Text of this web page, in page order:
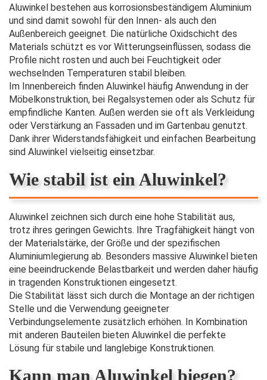
Aluwinkel bestehen aus korrosionsbeständigem Aluminium
und sind damit sowohl für den Innen- als auch den
Außenbereich geeignet. Die natürliche Oxidschicht des
Materials schützt es vor Witterungseinflüssen, sodass die
Profile nicht rosten und auch bei Feuchtigkeit oder
wechselnden Temperaturen stabil bleiben.
Im Innenbereich finden Aluwinkel häufig Anwendung in der
Möbelkonstruktion, bei Regalsystemen oder als Schutz für
empfindliche Kanten. Außen werden sie oft als Verkleidung
oder Verstärkung an Fassaden und im Gartenbau genutzt.
Dank ihrer Widerstandsfähigkeit und einfachen Bearbeitung
sind Aluwinkel vielseitig einsetzbar.
Wie stabil ist ein Aluwinkel?
Aluwinkel zeichnen sich durch eine hohe Stabilität aus,
trotz ihres geringen Gewichts. Ihre Tragfähigkeit hängt von
der Materialstärke, der Größe und der spezifischen
Aluminiumlegierung ab. Besonders massive Aluwinkel bieten
eine beeindruckende Belastbarkeit und werden daher häufig
in tragenden Konstruktionen eingesetzt.
Die Stabilität lässt sich durch die Montage an der richtigen
Stelle und die Verwendung geeigneter
Verbindungselemente zusätzlich erhöhen. In Kombination
mit anderen Bauteilen bieten Aluwinkel die perfekte
Lösung für stabile und langlebige Konstruktionen.
Kann man Aluwinkel biegen?